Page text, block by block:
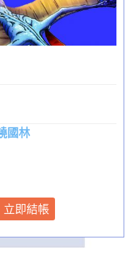
國林
立即結帳